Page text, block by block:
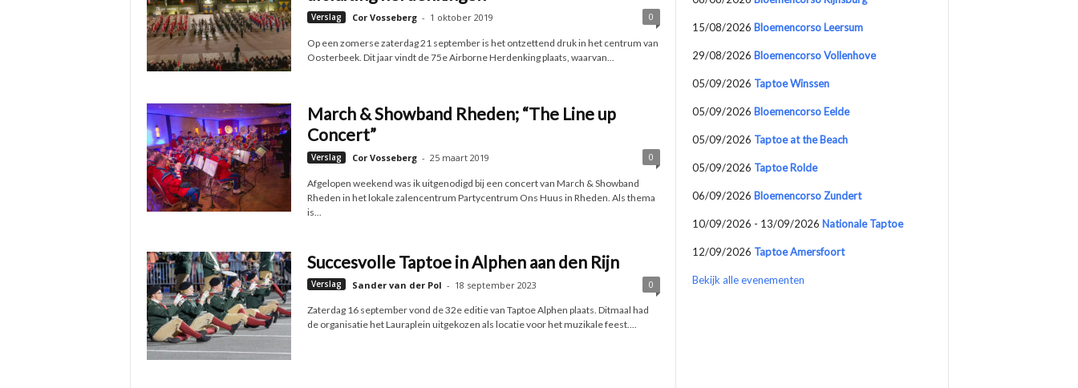
Verslag Cor Vosseberg - 1 oktober 2019 0
Op een zomerse zaterdag 21 september is het ontzettend druk in het centrum van
Oosterbeek. Dit jaar vindt de 75e Airborne Herdenking plaats, waarvan...
March & Showband Rheden; “The Line up
Concert”
Verslag Cor Vosseberg - 25 maart 2019 0
Afgelopen weekend was ik uitgenodigd bij een concert van March & Showband
Rheden in het lokale zalencentrum Partycentrum Ons Huus in Rheden. Als thema
is...
Succesvolle Taptoe in Alphen aan den Rijn
Verslag Sander van der Pol - 18 september 2023 0
Zaterdag 16 september vond de 32e editie van Taptoe Alphen plaats. Ditmaal had
de organisatie het Lauraplein uitgekozen als locatie voor het muzikale feest....
15/08/2026 Bloemencorso Leersum
29/08/2026 Bloemencorso Vollenhove
05/09/2026 Taptoe Winssen
05/09/2026 Bloemencorso Eelde
05/09/2026 Taptoe at the Beach
05/09/2026 Taptoe Rolde
06/09/2026 Bloemencorso Zundert
10/09/2026 - 13/09/2026 Nationale Taptoe
12/09/2026 Taptoe Amersfoort
Bekijk alle evenementen